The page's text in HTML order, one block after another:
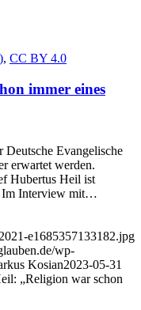
, CC BY 4.0
immer eines
Evangelische
erwartet werden.
Hubertus Heil ist
Im Interview mit…
e1685357133182.jpg
wp-
Kosian2023-05-31
„Religion war schon